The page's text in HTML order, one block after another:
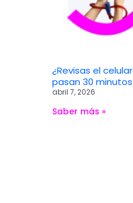
¿Revisas el
pasan 30
abril 7, 2026
Saber más »